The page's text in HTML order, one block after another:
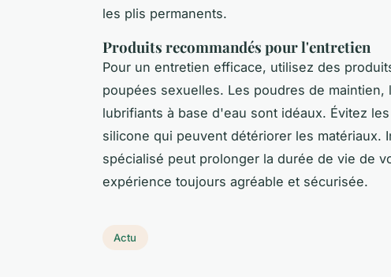
les plis permanents.
Produits recommandés pour l'entretien
Pour un entretien efficace, utilisez des
poupées sexuelles. Les poudres de
lubrifiants à base d'eau sont idéaux. Évitez
silicone qui peuvent détériorer les matériaux.
spécialisé peut prolonger la durée de vie de
expérience toujours agréable et sécurisée.
Actu